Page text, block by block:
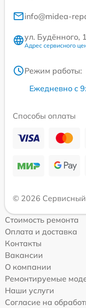
info@midea-
ул. Будённого,
Адрес сервисного
Режим работы:
Ежедневно с
Способы оплаты
© 2026
Стоимость ремонта
Оплата и доставка
Контакты
Вакансии
О компании
Ремонтируемые
Наши услуги
Согласие на